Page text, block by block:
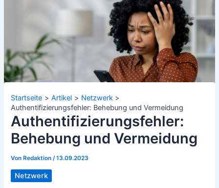
Startseite Artikel
Netzwerk
Authentifizierungsfehler: Behebung und Vermeidung
Authentifizierungsfehler:
Behebung und Vermeidung
Von Redaktion/13.09.2023
Netzwerk